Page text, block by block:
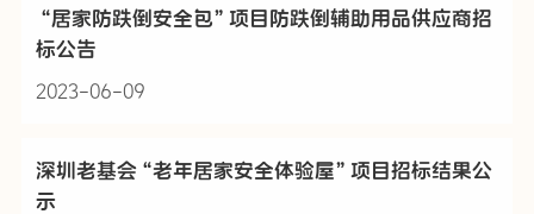
“居家防跌倒安全包”项目防跌倒辅助用品供应商招
标公告
2023-06-09
深圳老基会“老年居家安全体验屋”项目招标结果公
示